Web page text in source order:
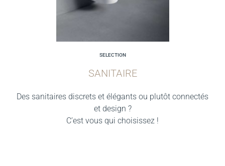
SELECTION
SANITAIRE
Des sanitaires discrets et élégants ou plutôt connectés
et design ?
C’est vous qui choisissez !